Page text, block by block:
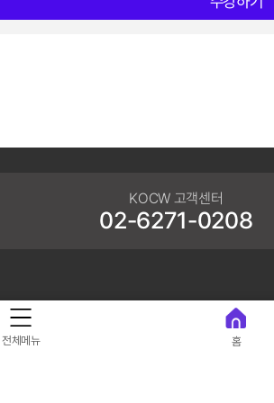
KOCW 고객센터
02-6271-0208
전체메뉴 홈